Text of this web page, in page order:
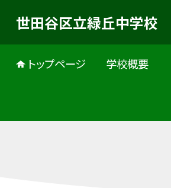
世田谷区立緑丘中学校
トップページ 学校概要